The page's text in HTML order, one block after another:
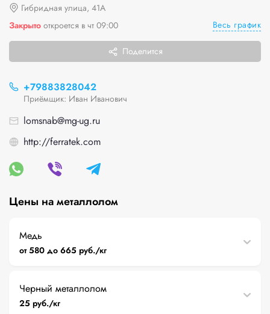
Гибридная улица, 41А
Закрыто откроется в чт 09:00 Весь график
Поделится
+79883828042
Приёмщик: Иван Иванович
lomsnab@mg-ug.ru
http://ferratek.com
Цены на металлолом
Медь
от 580 до 665 руб./кг
Черный металлолом
25 руб./кг